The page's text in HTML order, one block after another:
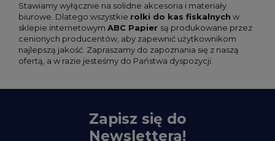
Stawiamy wyłącznie na solidne akcesoria i materiały
biurowe. Dlatego wszystkie rolki do kas fiskalnych w
sklepie internetowym ABC Papier są produkowane przez
cenionych producentów, aby zapewnić użytkownikom
najlepszą jakość. Zapraszamy do zapoznania się z naszą
ofertą, a w razie jesteśmy do Państwa dyspozycji.
Zapisz się do
Newslettera!